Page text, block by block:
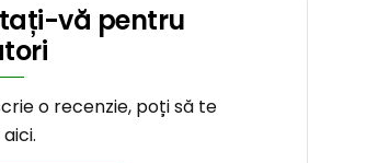
vă pentru
o recenzie, poți să te